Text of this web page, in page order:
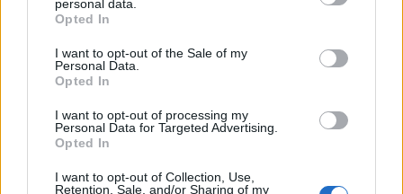
grant or deny consent to Google and its third-party tags to
use your data for below specified purposes in below Google
consent section.
personal data.
Opted In
I want to opt-out of the Sale of my
Personal Data.
Opted In
I want to opt-out of processing my
Personal Data for Targeted Advertising.
Opted In
I want to opt-out of Collection, Use,
Retention, Sale, and/or Sharing of my
TEMPO LIBERO